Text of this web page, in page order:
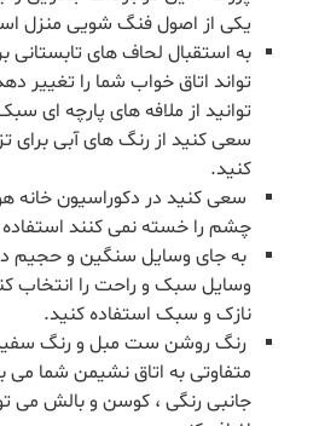
یکی از اصول فنگ شویی منزل
به استقبال لحاف های
تواند اتاق خواب شما را تغییر
توانید از ملافه های پارچه ای
سعی کنید از رنگ های آبی برای
کنید.
سعی کنید در دکوراسیون خانه
چشم را خسته نمی کنند استفاده
به جای وسایل سنگین و حجیم در
وسایل سبک و راحت را انتخاب
نازک و سبک استفاده کنید.
رنگ روشن ست مبل و رنگ
متفاوتی به اتاق نشیمن شما می
جانبی رنگی ، کوسن و بالش می